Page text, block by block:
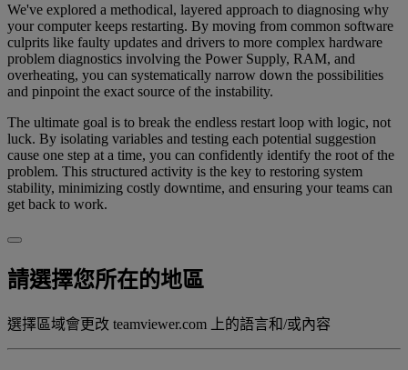
We've explored a methodical, layered approach to diagnosing why
your computer keeps restarting. By moving from common software
culprits like faulty updates and drivers to more complex hardware
problem diagnostics involving the Power Supply, RAM, and
overheating, you can systematically narrow down the possibilities
and pinpoint the exact source of the instability.
The ultimate goal is to break the endless restart loop with logic, not
luck. By isolating variables and testing each potential suggestion
cause one step at a time, you can confidently identify the root of the
problem. This structured activity is the key to restoring system
stability, minimizing costly downtime, and ensuring your teams can
get back to work.
請選擇您所在的地區
選擇區域會更改 teamviewer.com 上的語言和/或內容